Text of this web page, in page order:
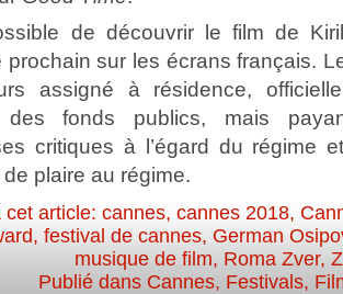
de découvrir le film de
prochain sur les écrans français.
assigné à résidence,
des fonds publics, mais
critiques à l’égard du régime
de plaire au régime.
cet article: cannes, cannes 2018,
,festival de cannes, German
musique de film, Roma Zver,
Publié dans Cannes, Festivals,